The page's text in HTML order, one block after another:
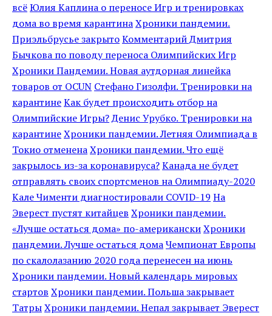
всёЮлия Каплина о переносе Игр и тренировках
дома во время карантинаХроники пандемии.
Приэльбрусье закрытоКомментарий Дмитрия
Бычкова по поводу переноса Олимпийских Игр
Хроники Пандемии. Новая аутдорная линейка
товаров от OCUN Стефано Гизолфи. Тренировки на
карантинеКак будет происходить отбор на
Олимпийские Игры?Денис Урубко. Тренировки на
карантинеХроники пандемии. Летняя Олимпиада в
Токио отмененаХроники пандемии. Что ещё
закрылось из-за коронавируса?Канада не будет
отправлять своих спортсменов на Олимпиаду-2020
Кале Чименти диагностировали COVID-19 На
Эверест пустят китайцев Хроники пандемии.
«Лучше остаться дома» по-американскиХроники
пандемии. Лучше остаться домаЧемпионат Европы
по скалолазанию 2020 года перенесен на июнь
Хроники пандемии. Новый календарь мировых
стартов Хроники пандемии. Польша закрывает
ТатрыХроники пандемии. Непал закрывает Эверест